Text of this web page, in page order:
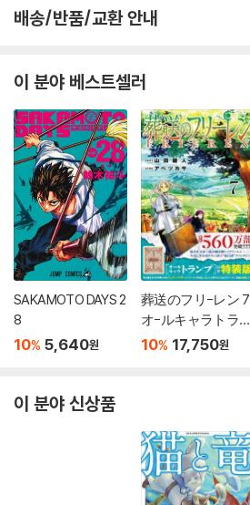
배송/반품/교환 안내
이 분야 베스트셀러
SAKAMOTO DAYS 2
8
10% 5,640원
葬送のフリ-レン 7
オ-ルキャラトラン
プ付き特裝版
10% 17,750원
이 분야 신상품